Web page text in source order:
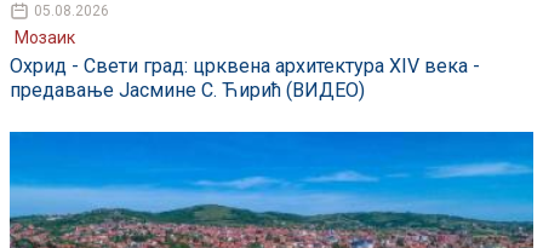
05.08.2026
Мозаик
Охрид - Свети град: црквена архитектура XIV века -
предавање Јасмине С. Ћирић (ВИДЕО)